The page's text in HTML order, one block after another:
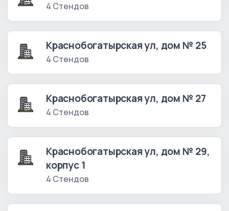
4 Стендов
Краснобогатырская ул, дом № 25
4 Стендов
Краснобогатырская ул, дом № 27
4 Стендов
Краснобогатырская ул, дом № 29,
корпус 1
4 Стендов